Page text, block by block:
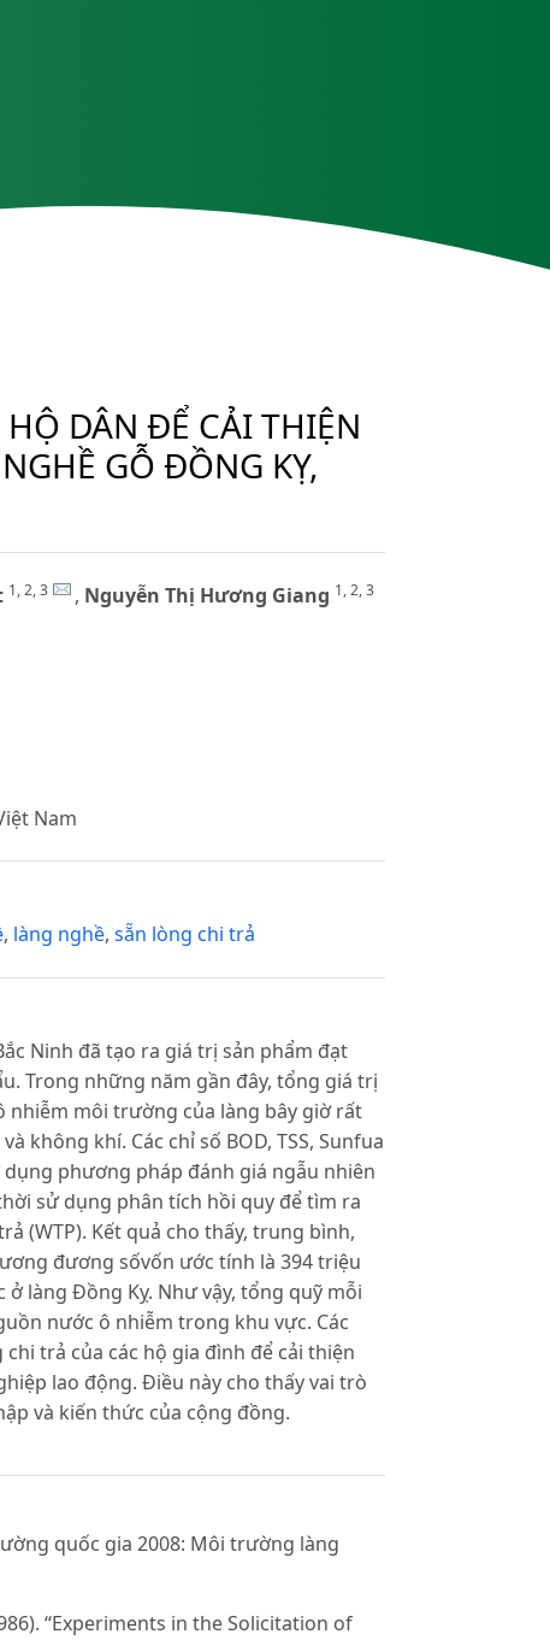
DÂN ĐỂ CẢI THIỆN
GỖ ĐỒNG KỴ,
1, 2, 3 , Nguyễn Thị Hương Giang 1, 2, 3
Nam
, làng nghề,sẵn lòng chi trả
Ninh đã tạo ra giá trị sản phẩm đạt
Trong những năm gần đây, tổng giá trị
nhiễm môi trường của làng bây giờ rất
không khí. Các chỉ số BOD, TSS, Sunfua
phương pháp đánh giá ngẫu nhiên
sử dụng phân tích hồi quy để tìm ra
(WTP). Kết quả cho thấy, trung bình,
đương sốvốn ước tính là 394 triệu
làng Đồng Kỵ. Như vậy, tổng quỹ mỗi
nước ô nhiễm trong khu vực. Các
trả của các hộ gia đình để cải thiện
lao động. Điều này cho thấy vai trò
và kiến thức của cộng đồng.
quốc gia 2008: Môi trường làng
“Experiments in the Solicitation of